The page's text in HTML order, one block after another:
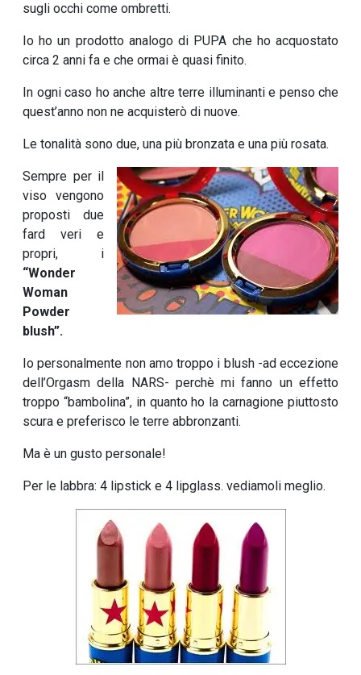
sugli occhi come ombretti.
Io ho un prodotto analogo di PUPA che ho acquostato
circa 2 anni fa e che ormai è quasi finito.
In ogni caso ho anche altre terre illuminanti e penso che
quest’anno non ne acquisterò di nuove.
Le tonalità sono due, una più bronzata e una più rosata.
Sempre per il
viso vengono
proposti due
fard veri e
propri, i
“Wonder
Woman
Powder
blush”.
Io personalmente non amo troppo i blush -ad eccezione
dell’Orgasm della NARS- perchè mi fanno un effetto
troppo “bambolina”, in quanto ho la carnagione piuttosto
scura e preferisco le terre abbronzanti.
Ma è un gusto personale!
Per le labbra: 4 lipstick e 4 lipglass. vediamoli meglio.